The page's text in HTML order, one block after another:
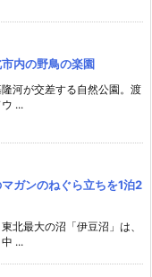
内の野鳥の楽園
河が交差する自然公園。渡
...
ガンのねぐら立ちを1泊2
北最大の沼「伊豆沼」は、
...